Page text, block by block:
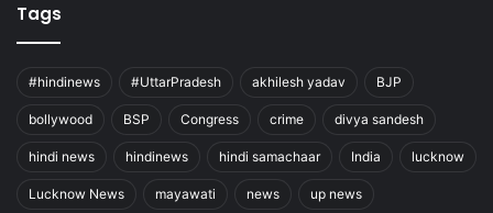
Tags
#hindinews #UttarPradesh akhilesh yadav BJP
bollywood BSP Congress crime divya sandesh
hindi news hindinews hindi samachaar India lucknow
Lucknow News mayawati news up news